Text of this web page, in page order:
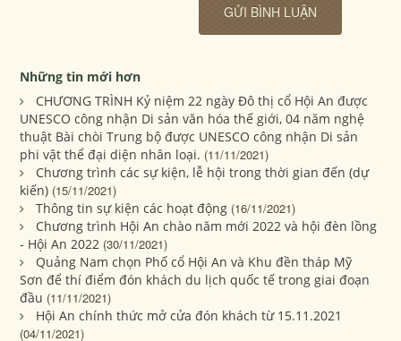
Những tin mới hơn
CHƯƠNG TRÌNH Kỷ niệm 22 ngày Đô thị cổ Hội An được
UNESCO công nhận Di sản văn hóa thế giới, 04 năm nghệ
thuật Bài chòi Trung bộ được UNESCO công nhận Di sản
phi vật thể đại diện nhân loại. (11/11/2021)
Chương trình các sự kiện, lễ hội trong thời gian đến (dự
kiến) (15/11/2021)
Thông tin sự kiện các hoạt động (16/11/2021)
Chương trình Hội An chào năm mới 2022 và hội đèn lồng
- Hội An 2022 (30/11/2021)
Quảng Nam chọn Phố cổ Hội An và Khu đền tháp Mỹ
Sơn để thí điểm đón khách du lịch quốc tế trong giai đoạn
đầu (11/11/2021)
Hội An chính thức mở cửa đón khách từ 15.11.2021
(04/11/2021)